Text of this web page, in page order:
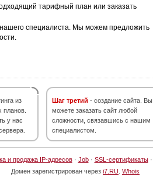
тарифный план или заказать
нашего специалиста. Мы можем предложить
из
у нас
Шаг третий - создание сайта. Вы
можете заказать сайт любой
сложности, связавшись с нашим
специалистом.
и продажа IP-адресов· Job· SSL-сертификаты·
Домен зарегистрирован через i7.RU Whois